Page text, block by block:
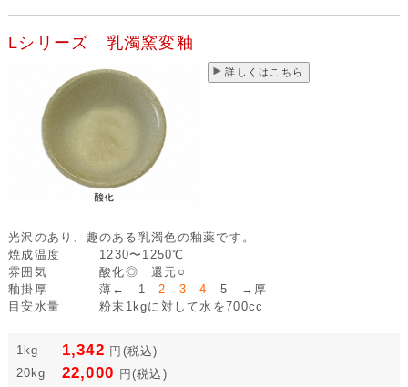
Lシリーズ 乳濁窯変釉
詳しくはこちら
光沢のあり、趣のある乳濁色の釉薬です。
焼成温度
1230〜1250℃
雰囲気
酸化◎ 還元○
釉掛厚
薄← 12 3 45 →厚
目安水量
粉末1kgに対して水を700cc
1kg 1,342 円 (税込)
20kg
22,000 円 (税込)